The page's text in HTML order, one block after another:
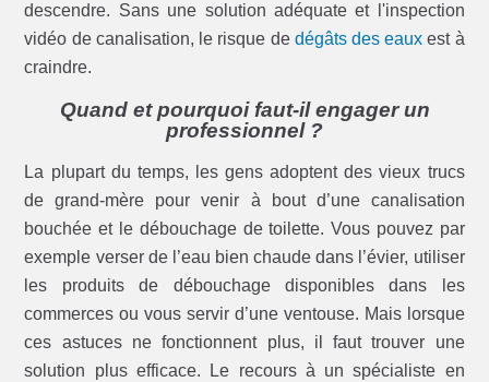
descendre. Sans une solution adéquate et l'inspection
vidéo de canalisation, le risque de dégâts des eaux est à
craindre.
Quand et pourquoi faut-il engager un
professionnel ?
La plupart du temps, les gens adoptent des vieux trucs
de grand-mère pour venir à bout d’une canalisation
bouchée et le débouchage de toilette. Vous pouvez par
exemple verser de l’eau bien chaude dans l’évier, utiliser
les produits de débouchage disponibles dans les
commerces ou vous servir d’une ventouse. Mais lorsque
ces astuces ne fonctionnent plus, il faut trouver une
solution plus efficace. Le recours à un spécialiste en